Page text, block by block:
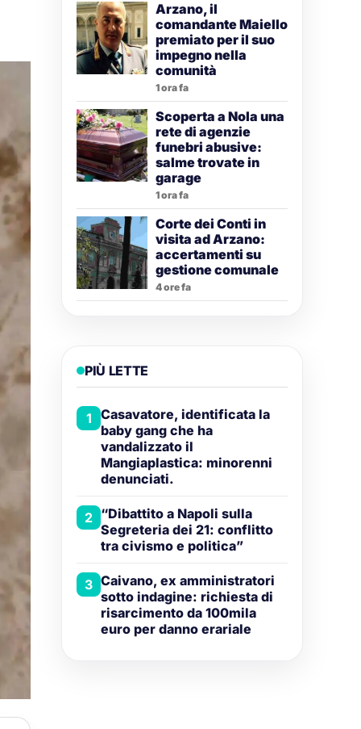
Arzano, il
comandante Maiello
premiato per il suo
impegno nella
comunità
1 ora fa
Scoperta a Nola una
rete di agenzie
funebri abusive:
salme trovate in
garage
1 ora fa
Corte dei Conti in
visita ad Arzano:
accertamenti su
gestione comunale
4 ore fa
PIÙ LETTE
1 Casavatore, identificata la
baby gang che ha
vandalizzato il
Mangiaplastica: minorenni
denunciati.
2 “Dibattito a Napoli sulla
Segreteria dei 21: conflitto
tra civismo e politica”
3 Caivano, ex amministratori
sotto indagine: richiesta di
risarcimento da 100mila
euro per danno erariale